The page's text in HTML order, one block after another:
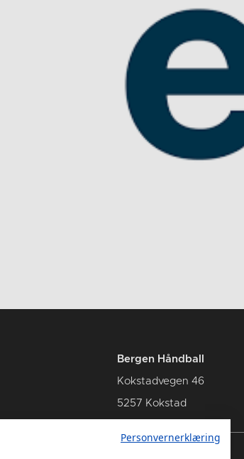
Bergen Håndball
Kokstadvegen 46
5257 Kokstad
Personvernerklæring